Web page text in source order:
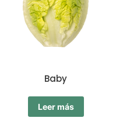
Baby
Leer más